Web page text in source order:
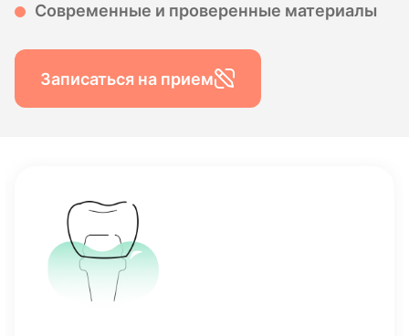
Современные и проверенные материалы
Записаться на прием